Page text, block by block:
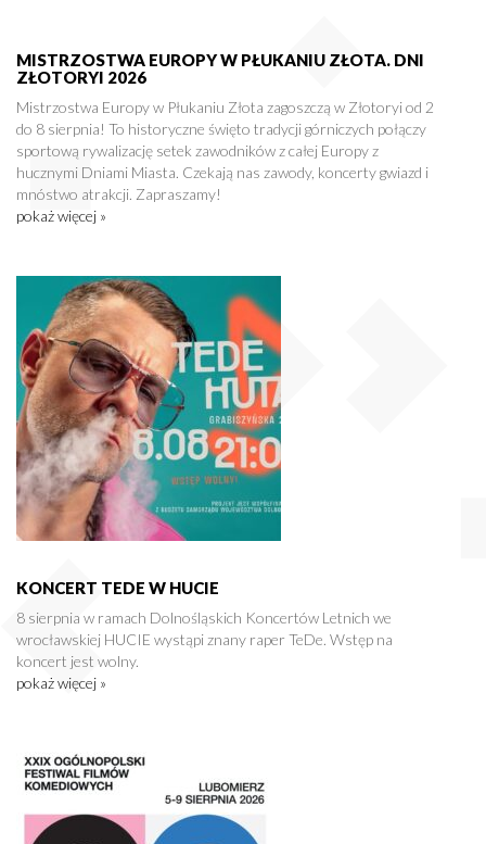
MISTRZOSTWA EUROPY W PŁUKANIU ZŁOTA. DNI
ZŁOTORYI 2026
Mistrzostwa Europy w Płukaniu Złota zagoszczą w Złotoryi od 2
do 8 sierpnia! To historyczne święto tradycji górniczych połączy
sportową rywalizację setek zawodników z całej Europy z
hucznymi Dniami Miasta. Czekają nas zawody, koncerty gwiazd i
mnóstwo atrakcji. Zapraszamy!
pokaż więcej »
KONCERT TEDE W HUCIE
8 sierpnia w ramach Dolnośląskich Koncertów Letnich we
wrocławskiej HUCIE wystąpi znany raper TeDe. Wstęp na
koncert jest wolny.
pokaż więcej »